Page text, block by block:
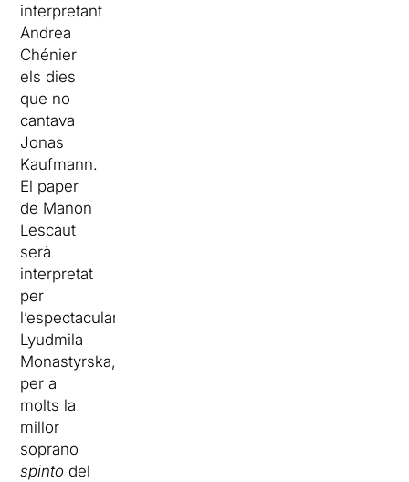
interpretant
Andrea
Chénier
els dies
que no
cantava
Jonas
Kaufmann.
El paper
de Manon
Lescaut
serà
interpretat
per
l’espectacular
Lyudmila
Monastyrska,
per a
molts la
millor
soprano
spinto del